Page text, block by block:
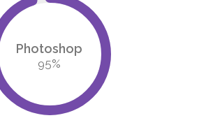
Photoshop
95%